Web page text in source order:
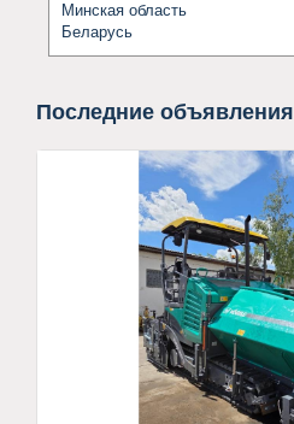
Минская область
Беларусь
Последние объявления